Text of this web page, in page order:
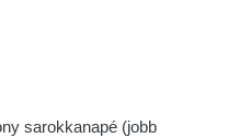
sarokkanapé (jobb